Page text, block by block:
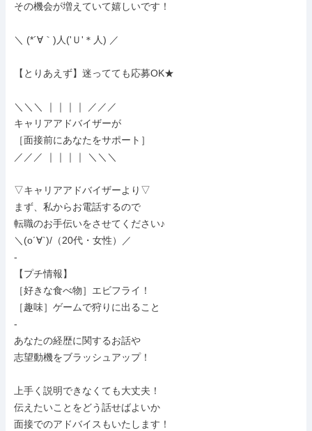
その機会が増えていて嬉しいです！
＼ (*´∀｀)人('Ｕ'＊人) ／
【とりあえず】迷ってても応募OK★
＼＼＼ ｜｜｜｜ ／／／
キャリアアドバイザーが
［面接前にあなたをサポート］
／／／ ｜｜｜｜ ＼＼＼
▽キャリアアドバイザーより▽
まず、私からお電話するので
転職のお手伝いをさせてください♪
＼(o´∀`)/（20代・女性）／
-
【プチ情報】
［好きな食べ物］エビフライ！
［趣味］ゲームで狩りに出ること
-
あなたの経歴に関するお話や
志望動機をブラッシュアップ！
上手く説明できなくても大丈夫！
伝えたいことをどう話せばよいか
面接でのアドバイスもいたします！